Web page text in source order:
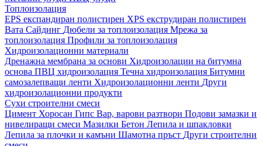
Топлоизолация
EPS експандиран полистирен XPS екструдиран полистирен
Вата Сайдинг Дюбели за топлоизолация Мрежа за
топлоизолация Профили за топлоизолация
Хидроизолационни материали
Дренажна мембрана за основи Хидроизолации на битумна
основа ПВЦ хидроизолация Течна хидроизолация Битумни
самозалепващи ленти Хидроизолационни ленти Други
хидроизолационни продукти
Сухи строителни смеси
Цимент Хоросан Гипс Вар, варови разтвори Подови замазки и
нивелиращи смеси Мазилки Бетон Лепила и шпакловки
Лепила за плочки и камъни Шамотна пръст Други строителни